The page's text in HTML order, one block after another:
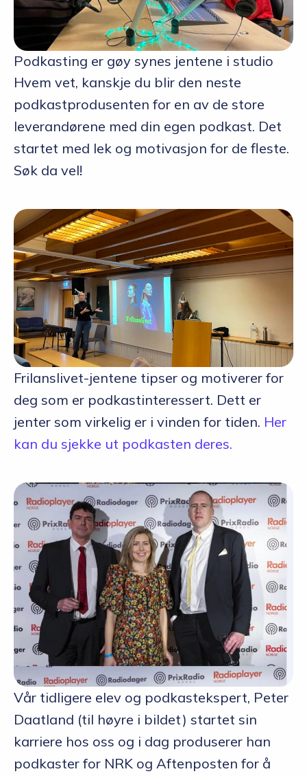
Podkasting er gøy synes jentene i studio
Hvem vet, kanskje du blir den neste
podkastprodusenten for en av de store
leverandørene med din egen podkast. Det
startet med lek og motivasjon for de fleste.
Søk da vel!
Frilanslivet-jentene tipser og motiverer for
deg som er podkastinteressert. Dett er
jenter som virkelig er i vinden for tiden. Her
kan du sjekke ut podkasten deres.
Vår tidligere elev og podkastekspert, Peter
Daatland (til høyre i bildet) startet sin
karriere hos oss og i dag produserer han
podkaster for NRK og Aftenposten for å